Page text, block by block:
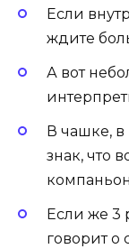
Если
ждите
А вот
В чашке,
знак, что
Если же 3
говорит о